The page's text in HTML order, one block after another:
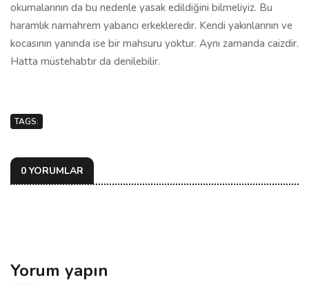
okumalarının da bu nedenle yasak edildiğini bilmeliyiz. Bu
haramlık namahrem yabancı erkekleredir. Kendi yakınlarının ve
kocasının yanında ise bir mahsuru yoktur. Aynı zamanda caizdir.
Hatta müstehabtır da denilebilir.
TAGS:
0 YORUMLAR
Yorum yapın